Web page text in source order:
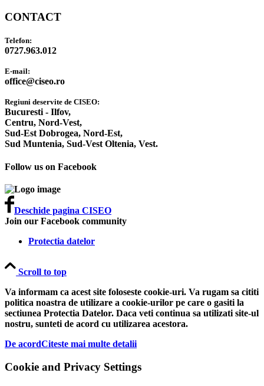
CONTACT
Telefon:
0727.963.012
E-mail:
office@ciseo.ro
Regiuni deservite de CISEO:
Bucuresti - Ilfov,
Centru, Nord-Vest,
Sud-Est Dobrogea, Nord-Est,
Sud Muntenia, Sud-Vest Oltenia, Vest.
Follow us on Facebook
Deschide pagina CISEO
Join our Facebook community
Protectia datelor
Scroll to top
Va informam ca acest site foloseste cookie-uri. Va rugam sa cititi
politica noastra de utilizare a cookie-urilor pe care o gasiti la
sectiunea Protectia Datelor. Daca veti continua sa utilizati site-ul
nostru, sunteti de acord cu utilizarea acestora.
De acordCiteste mai multe detalii
Cookie and Privacy Settings